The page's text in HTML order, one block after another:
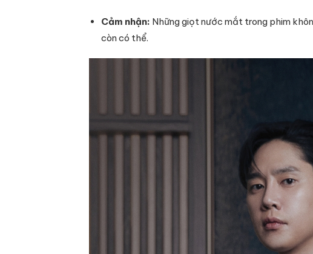
Cảm nhận: Những giọt nước mắt trong phim
còn có thể.